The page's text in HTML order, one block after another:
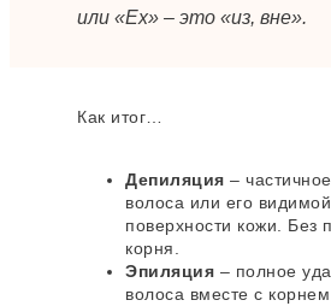
или «Ex» – это «из, вне».
Как итог…
Депиляция –
волоса или его
поверхности кожи. Без
корня.
Эпиляция – полное
волоса вместе с